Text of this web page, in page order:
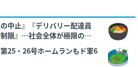
中止』『デリバリー配達員
限』…社会全体が極限の暑
25・26号ホームランもド軍6